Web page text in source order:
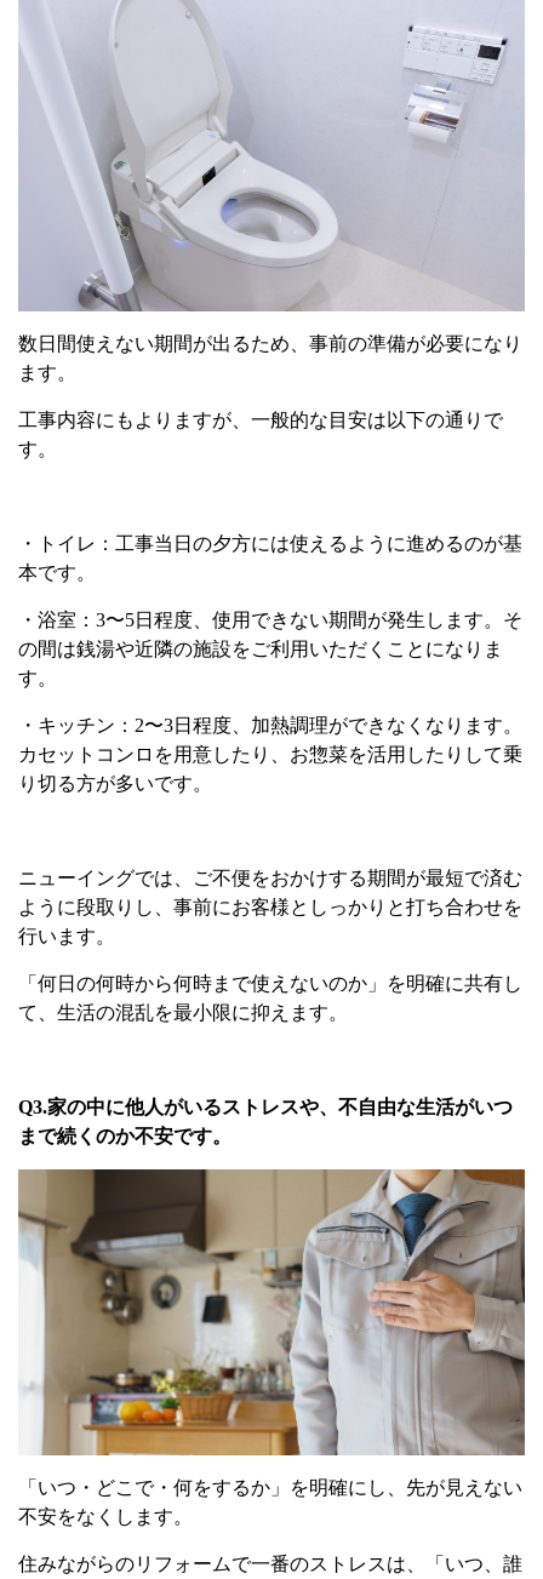
数日間使えない期間が出るため、事前の準備が必要になり
ます。
工事内容にもよりますが、一般的な目安は以下の通りで
す。
・トイレ：工事当日の夕方には使えるように進めるのが基
本です。
・浴室： 3〜5日程度、使用できない期間が発生します。そ
の間は銭湯や近隣の施設をご利用いただくことになりま
す。
・キッチン： 2〜3日程度、加熱調理ができなくなります。
カセットコンロを用意したり、お惣菜を活用したりして乗
り切る方が多いです。
ニューイングでは、ご不便をおかけする期間が最短で済む
ように段取りし、事前にお客様としっかりと打ち合わせを
行います。
「何日の何時から何時まで使えないのか」を明確に共有し
て、生活の混乱を最小限に抑えます。
Q3.家の中に他人がいるストレスや、不自由な生活がいつ
まで続くのか不安です。
「いつ・どこで・何をするか」を明確にし、先が見えない
不安をなくします。
住みながらのリフォームで一番のストレスは、「いつ、誰